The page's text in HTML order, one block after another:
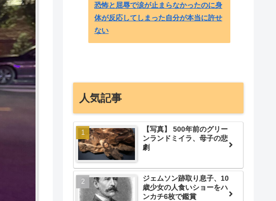
恐怖と屈辱で涙が止まらなかったのに身
体が反応してしまった自分が本当に許せ
ない
人気記事
【写真】 500年前のグリー
ンランドミイラ、母子の悲
劇
ジェムソン跡取り息子、10
歳少女の人食いショーをハ
ンカチ6枚で鑑賞